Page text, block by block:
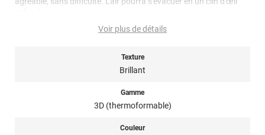
covering blanc perle brillant 3Dest spécialement fait pour
partiel covering sur une partie de votre véhicule. Que vous soyez
customisation voiture ou moto
qualité de cet adhésif sur votre véhicule.​
haute performance • Epaisseur : 125 µm • Colle structurée
Voir plus de détails
Texture
Brillant
Gamme
3D (thermoformable)
Couleur